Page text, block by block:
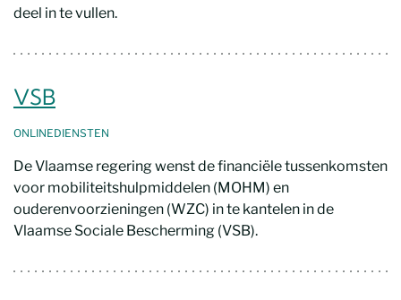
deel in te vullen.
VSB
ONLINEDIENSTEN
De Vlaamse regering wenst de financiële tussenkomsten
voor mobiliteitshulpmiddelen (MOHM) en
ouderenvoorzieningen (WZC) in te kantelen in de
Vlaamse Sociale Bescherming (VSB).